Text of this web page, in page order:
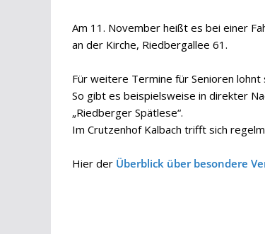
Am 11. November heißt es bei einer
an der Kirche, Riedbergallee 61.
Für weitere Termine für Senioren lohnt
So gibt es beispielsweise in direkter
„Riedberger Spätlese“.
Im Crutzenhof Kalbach trifft sich
Hier der Überblick über besondere